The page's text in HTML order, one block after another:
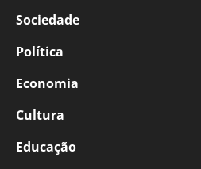
Sociedade
Política
Economia
Cultura
Educação